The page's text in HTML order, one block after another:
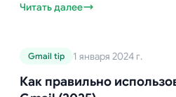
Читать далее
Как правильно
(CC) в
Руководство по Gmail
Gmail tip 1 января 2024 г.
Как правильно